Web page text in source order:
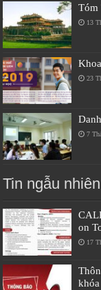
Tóm
13
23
7
Tin ngẫu nhiên
on
17